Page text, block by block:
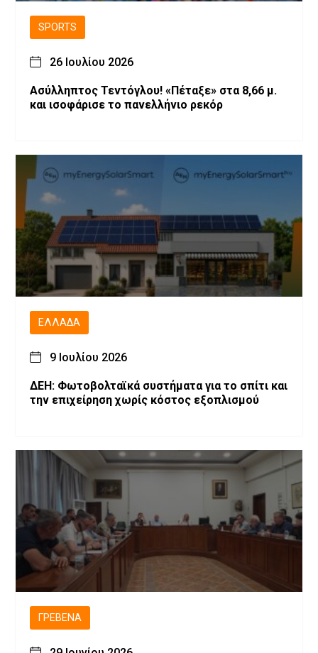
SPORTS
26 Ιουλίου 2026
Ασύλληπτος Τεντόγλου! «Πέταξε» στα 8,66 μ.
και ισοφάρισε το πανελλήνιο ρεκόρ
ΕΛΛΆΔΑ
9 Ιουλίου 2026
ΔΕΗ: Φωτοβολταϊκά συστήματα για το σπίτι και
την επιχείρηση χωρίς κόστος εξοπλισμού
ΓΡΕΒΕΝΆ